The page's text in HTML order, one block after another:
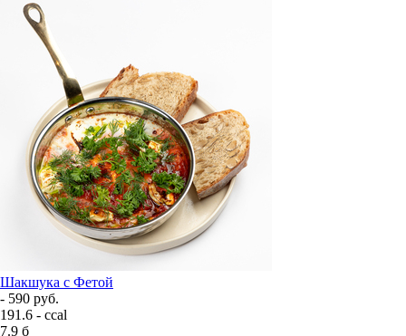
Шакшука с Фетой
- 590 руб.
191.6 - ccal
7.9 б